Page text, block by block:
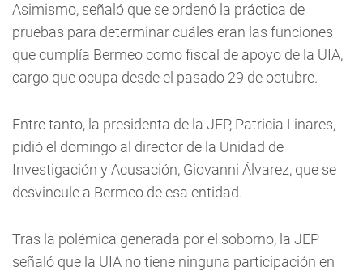
Asimismo, señaló que se ordenó la práctica de
pruebas para determinar cuáles eran las funciones
que cumplía Bermeo como fiscal de apoyo de la UIA,
cargo que ocupa desde el pasado 29 de octubre.
Entre tanto, la presidenta de la JEP, Patricia Linares,
pidió el domingo al director de la Unidad de
Investigación y Acusación, Giovanni Álvarez, que se
desvincule a Bermeo de esa entidad.
Tras la polémica generada por el soborno, la JEP
señaló que la UIA no tiene ninguna participación en